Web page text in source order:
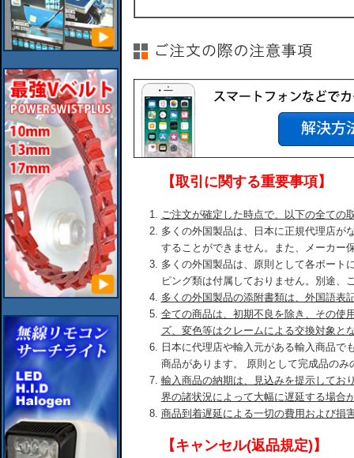
【取引に関する重要事項】
ご注文が確定した時点で、以下の全ての
多くの外国製品は、日本に正規代理店が
することができません。また、メーカー
多くの外国製品は、原則として各ボート
ピング類は付属しておりません。別途、
多くの外国製品の添附書類は、外国語表
全ての商品は、初期不良を除き、その使
ズ、変色等はクレームによる交換対象と
日本に代理店や輸入元がある輸入商品で
商品があります。 原則として完成品のみ
輸入商品の納期は、見込みを提示してお
界の諸状況によって大幅に遅延する場合
商品到着遅延による一切の費用および損
【キャンセル(返品規定)】